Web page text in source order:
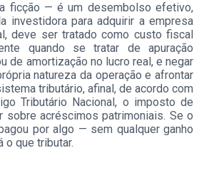
ficção — é um desembolso efetivo,
investidora para adquirir a empresa
deve ser tratado como custo fiscal
quando se tratar de apuração
de amortização no lucro real, e negar
natureza da operação e afrontar
tributário, afinal, de acordo com
Tributário Nacional, o imposto de
sobre acréscimos patrimoniais. Se o
por algo — sem qualquer ganho
o que tributar.